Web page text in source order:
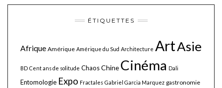
ÉTIQUETTES
Afrique Amérique Amérique du Sud Architecture ArtAsie
BD Cent ans de solitude ChaosChine Cinéma Dali
Entomologie Expo Fractales Gabriel Garcia Marquez gastronomie